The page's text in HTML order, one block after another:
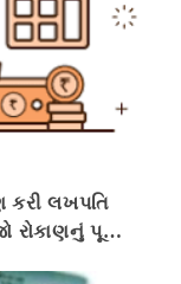
કરી લખપતિ
રોકાણનું પૂરું